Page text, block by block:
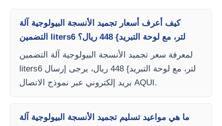
كيف أعرف أسعار تجميد الأنسجة البيولوجية آلة
التضمين liters6 لتر، مع لوحة التبريد} 448 ريال؟
لمعرفة سعر تجميد الأنسجة البيولوجية آلة التضمين
liters6 لتر، مع لوحة التبريد} 448 ريال، يرجى إرسال
بريد إلكتروني عبر نموذج الاتصال AQUI.
ما هي مواعيد تسليم تجميد الأنسجة البيولوجية آلة